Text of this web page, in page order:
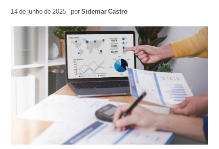
14 de junho de 2025 - porSidemar Castro